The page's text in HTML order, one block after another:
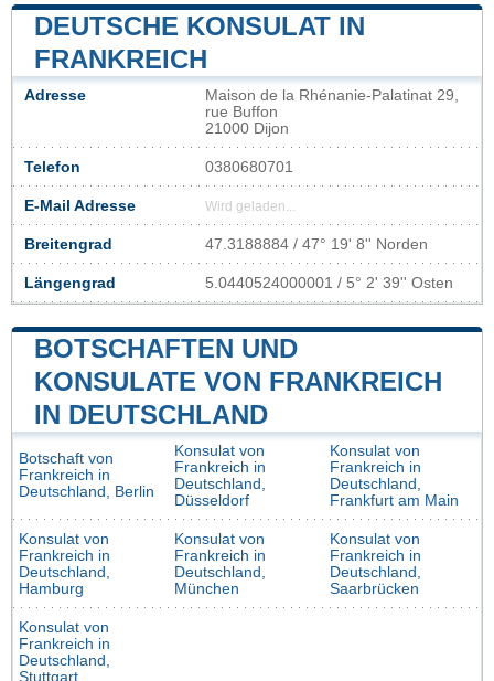
DEUTSCHE KONSULAT IN
FRANKREICH
Adresse
Maison de la Rhénanie-Palatinat 29,
rue Buffon
21000 Dijon
Telefon 0380680701
E-Mail Adresse Wird geladen...
Breitengrad 47.3188884 / 47° 19' 8'' Norden
Längengrad 5.0440524000001 / 5° 2' 39'' Osten
BOTSCHAFTEN UND
KONSULATE VON FRANKREICH
IN DEUTSCHLAND
Botschaft von
Frankreich in
Deutschland, Berlin
Konsulat von
Frankreich in
Deutschland,
Düsseldorf
Konsulat von
Frankreich in
Deutschland,
Frankfurt am Main
Konsulat von
Frankreich in
Deutschland,
Hamburg
Konsulat von
Frankreich in
Deutschland,
München
Konsulat von
Frankreich in
Deutschland,
Saarbrücken
Konsulat von
Frankreich in
Deutschland,
Stuttgart